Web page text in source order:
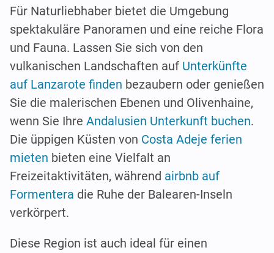
Für Naturliebhaber bietet die Umgebung
spektakuläre Panoramen und eine reiche Flora
und Fauna. Lassen Sie sich von den
vulkanischen Landschaften auf Unterkünfte
auf Lanzarote finden bezaubern oder genießen
Sie die malerischen Ebenen und Olivenhaine,
wenn Sie Ihre Andalusien Unterkunft buchen.
Die üppigen Küsten von Costa Adeje ferien
mieten bieten eine Vielfalt an
Freizeitaktivitäten, während airbnb auf
Formentera die Ruhe der Balearen-Inseln
verkörpert.
Diese Region ist auch ideal für einen